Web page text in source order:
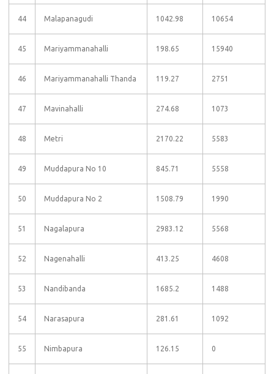
44 Malapanagudi 1042.98 10654
45 Mariyammanahalli 198.65 15940
46 Mariyammanahalli Thanda 119.27 2751
47 Mavinahalli 274.68 1073
48 Metri 2170.22 5583
49 Muddapura No 10 845.71 5558
50 Muddapura No 2 1508.79 1990
51 Nagalapura 2983.12 5568
52 Nagenahalli 413.25 4608
53 Nandibanda 1685.2 1488
54 Narasapura 281.61 1092
55 Nimbapura 126.15 0